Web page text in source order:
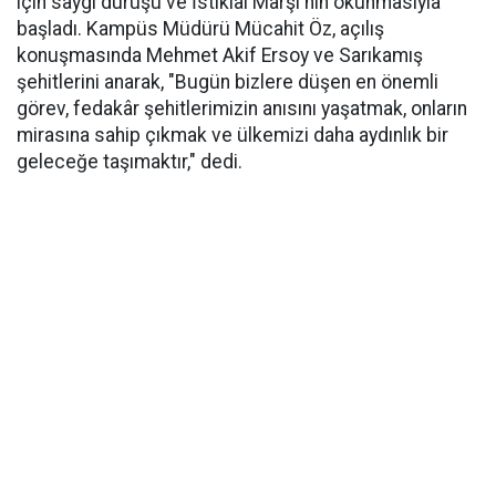
başladı. Kampüs Müdürü Mücahit Öz, açılış
konuşmasında Mehmet Akif Ersoy ve Sarıkamış
şehitlerini anarak, "Bugün bizlere düşen en önemli
görev, fedakâr şehitlerimizin anısını yaşatmak, onların
mirasına sahip çıkmak ve ülkemizi daha aydınlık bir
geleceğe taşımaktır," dedi.